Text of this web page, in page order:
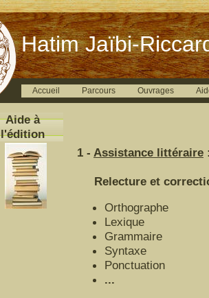
Hatim Jaïbi-
Accueil Parcours Ouvrages
Aide à
l'édition
1 - Assistance littéraire :
Relecture et
Orthographe
Lexique
Grammaire
Syntaxe
Ponctuation
...